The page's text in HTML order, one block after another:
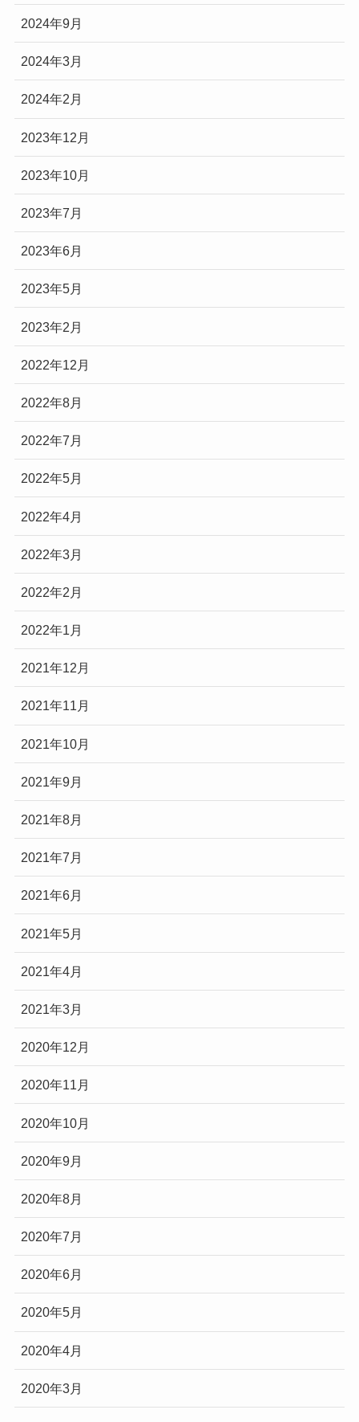
2024年9月
2024年3月
2024年2月
2023年12月
2023年10月
2023年7月
2023年6月
2023年5月
2023年2月
2022年12月
2022年8月
2022年7月
2022年5月
2022年4月
2022年3月
2022年2月
2022年1月
2021年12月
2021年11月
2021年10月
2021年9月
2021年8月
2021年7月
2021年6月
2021年5月
2021年4月
2021年3月
2020年12月
2020年11月
2020年10月
2020年9月
2020年8月
2020年7月
2020年6月
2020年5月
2020年4月
2020年3月